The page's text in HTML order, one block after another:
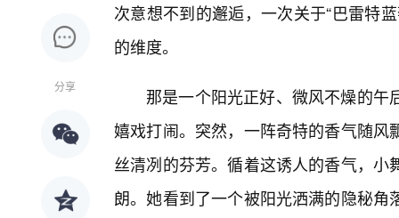
分享
次意想不到的邂逅，一次关于“巴雷特
的维度。
那是一个阳光正好、微风不燥的
嬉戏打闹。突然，一阵奇特的香气随
丝清冽的芬芳。循着这诱人的香气，
朗。她看到了一个被阳光洒满的隐秘